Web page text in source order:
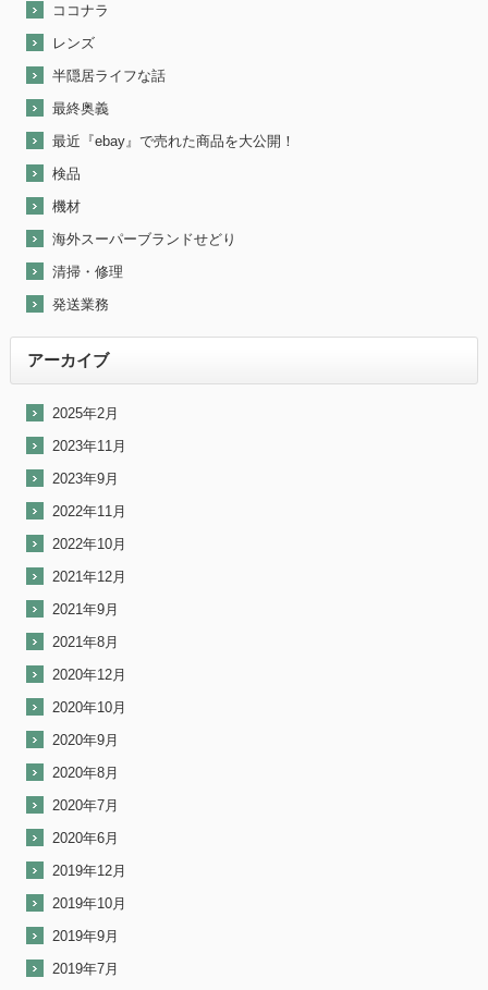
ココナラ
レンズ
半隠居ライフな話
最終奥義
最近『ebay』で売れた商品を大公開！
検品
機材
海外スーパーブランドせどり
清掃・修理
発送業務
アーカイブ
2025年2月
2023年11月
2023年9月
2022年11月
2022年10月
2021年12月
2021年9月
2021年8月
2020年12月
2020年10月
2020年9月
2020年8月
2020年7月
2020年6月
2019年12月
2019年10月
2019年9月
2019年7月